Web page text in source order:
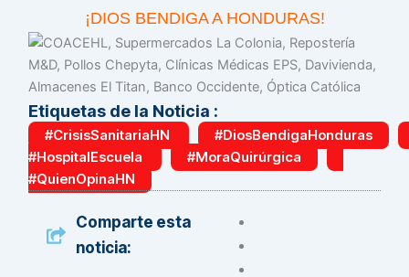
¡DIOS BENDIGA A HONDURAS!
Etiquetas de la Noticia :
#CrisisSanitariaHN
#DiosBendigaHonduras
#HospitalEscuela
#MoraQuirúrgica
#QuienOpinaHN
Comparte esta
noticia: